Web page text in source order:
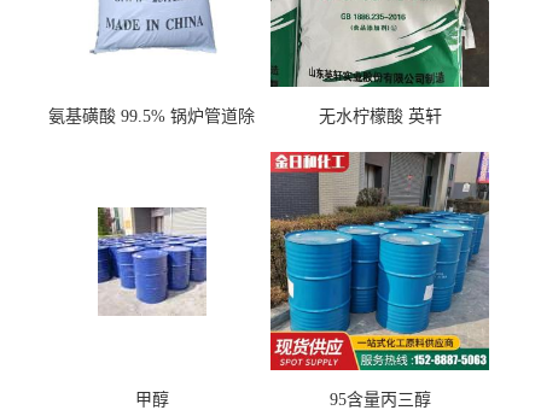
氨基磺酸 99.5% 锅炉管道除
无水柠檬酸 英轩
甲醇 95含量丙三醇